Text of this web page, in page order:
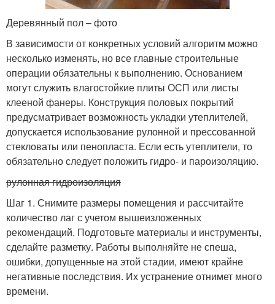
Деревянный пол – фото
В зависимости от конкретных условий алгоритм можно
несколько изменять, но все главные строительные
операции обязательны к выполнению. Основанием
могут служить влагостойкие плиты ОСП или листы
клееной фанеры. Конструкция половых покрытий
предусматривает возможность укладки утеплителей,
допускается использование рулонной и прессованной
стекловаты или пенопласта. Если есть утеплители, то
обязательно следует положить гидро- и пароизоляцию.
рулонная гидроизоляция
Шаг 1. Снимите размеры помещения и рассчитайте
количество лаг с учетом вышеизложенных
рекомендаций. Подготовьте материалы и инструменты,
сделайте разметку. Работы выполняйте не спеша,
ошибки, допущенные на этой стадии, имеют крайне
негативные последствия. Их устранение отнимет много
времени.